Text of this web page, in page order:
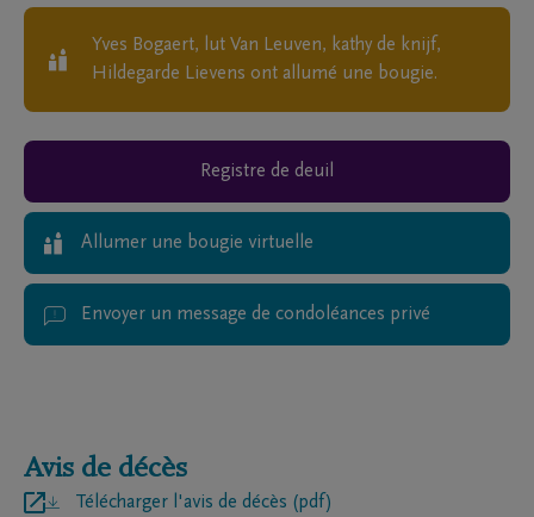
Yves Bogaert, lut Van Leuven, kathy de knijf,
Hildegarde Lievens ont allumé une bougie.
Registre de deuil
Allumer une bougie virtuelle
Envoyer un message de condoléances privé
Avis de décès
Télécharger l'avis de décès (pdf)